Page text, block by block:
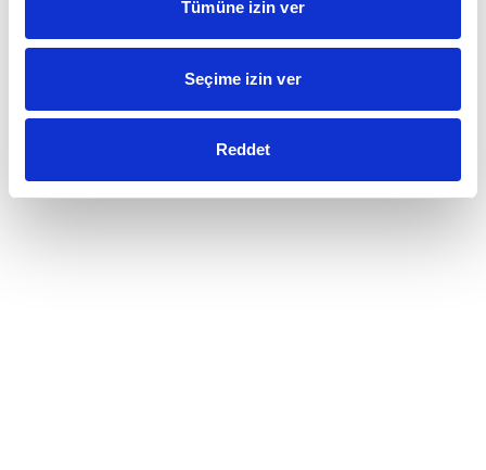
Tümüne izin ver
Seçime izin ver
Reddet